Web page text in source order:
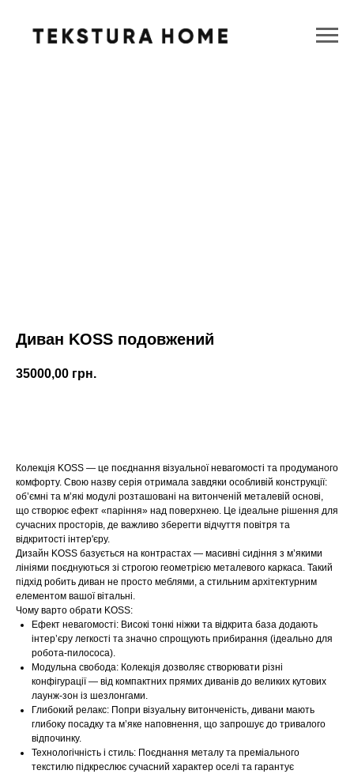
Диван KOSS подовжений
35000,00 грн.
Колекція KOSS — це поєднання візуальної невагомості та продуманого
комфорту. Свою назву серія отримала завдяки особливій конструкції:
об’ємні та м’які модулі розташовані на витонченій металевій основі,
що створює ефект «паріння» над поверхнею. Це ідеальне рішення для
сучасних просторів, де важливо зберегти відчуття повітря та
відкритості інтер'єру.
Дизайн KOSS базується на контрастах — масивні сидіння з м’якими
лініями поєднуються зі строгою геометрією металевого каркаса. Такий
підхід робить диван не просто меблями, а стильним архітектурним
елементом вашої вітальні.
Чому варто обрати KOSS:
Ефект невагомості: Високі тонкі ніжки та відкрита база додають
інтер’єру легкості та значно спрощують прибирання (ідеально для
робота-пилососа).
Модульна свобода: Колекція дозволяє створювати різні
конфігурації — від компактних прямих диванів до великих кутових
лаунж-зон із шезлонгами.
Глибокий релакс: Попри візуальну витонченість, дивани мають
глибоку посадку та м’яке наповнення, що запрошує до тривалого
відпочинку.
Технологічність і стиль: Поєднання металу та преміального
текстилю підкреслює сучасний характер оселі та гарантує